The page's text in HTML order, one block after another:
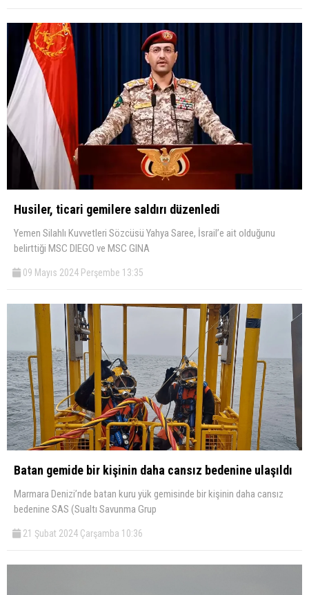
Husiler, ticari gemilere saldırı düzenledi
Yemen Silahlı Kuvvetleri Sözcüsü Yahya Saree, İsrail’e ait olduğunu
belirttiği MSC DIEGO ve MSC GINA
09 Mayıs 2024 Perşembe 13:35
Batan gemide bir kişinin daha cansız bedenine ulaşıldı
Marmara Denizi’nde batan kuru yük gemisinde bir kişinin daha cansız
bedenine SAS (Sualtı Savunma Grup
21 Şubat 2024 Çarşamba 10:36